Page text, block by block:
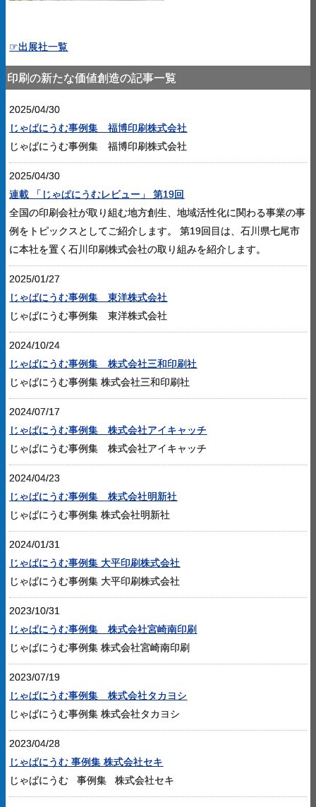
☞出展社一覧
印刷の新たな価値創造の記事一覧
2025/04/30
じゃぱにうむ事例集 福博印刷株式会社
じゃぱにうむ事例集 福博印刷株式会社
2025/04/30
連載 「じゃぱにうむレビュー」 第19回
全国の印刷会社が取り組む地方創生、地域活性化に関わる事業の事
例をトピックスとしてご紹介します。 第19回目は、石川県七尾市
に本社を置く石川印刷株式会社の取り組みを紹介します。
2025/01/27
じゃぱにうむ事例集 東洋株式会社
じゃぱにうむ事例集 東洋株式会社
2024/10/24
じゃぱにうむ事例集 株式会社三和印刷社
じゃぱにうむ事例集 株式会社三和印刷社
2024/07/17
じゃぱにうむ事例集 株式会社アイキャッチ
じゃぱにうむ事例集 株式会社アイキャッチ
2024/04/23
じゃぱにうむ事例集 株式会社明新社
じゃぱにうむ事例集 株式会社明新社
2024/01/31
じゃぱにうむ事例集 大平印刷株式会社
じゃぱにうむ事例集 大平印刷株式会社
2023/10/31
じゃぱにうむ事例集 株式会社宮崎南印刷
じゃぱにうむ事例集 株式会社宮崎南印刷
2023/07/19
じゃぱにうむ事例集 株式会社タカヨシ
じゃぱにうむ事例集 株式会社タカヨシ
2023/04/28
じゃぱにうむ 事例集 株式会社セキ
じゃぱにうむ 事例集 株式会社セキ